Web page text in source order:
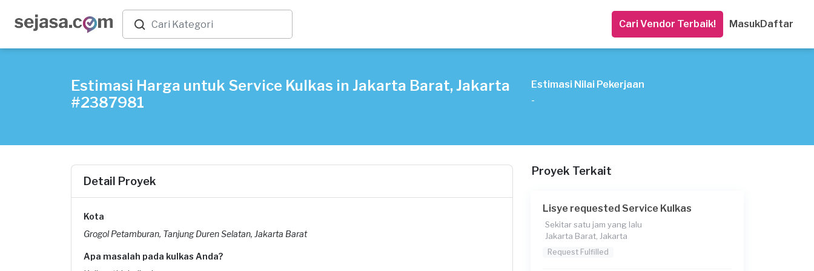
Cari Vendor Terbaik! MasukDaftar
Estimasi Harga untuk Service Kulkas in Jakarta Barat, Jakarta
#2387981
Estimasi Nilai Pekerjaan
-
Detail Proyek
Kota
Grogol Petamburan, Tanjung Duren Selatan, Jakarta Barat
Apa masalah pada kulkas Anda?
Proyek Terkait
Lisye requested Service Kulkas
Sekitar satu jam yang lalu
Jakarta Barat, Jakarta
Request Fulfilled